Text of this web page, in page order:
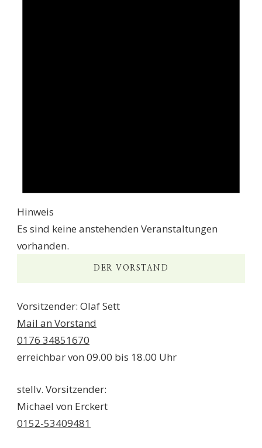
Hinweis
Es sind keine anstehenden Veranstaltungen
vorhanden.
DER VORSTAND
Vorsitzender: Olaf Sett
Mail an Vorstand
0176 34851670
erreichbar von 09.00 bis 18.00 Uhr
stellv. Vorsitzender:
Michael von Erckert
0152-53409481